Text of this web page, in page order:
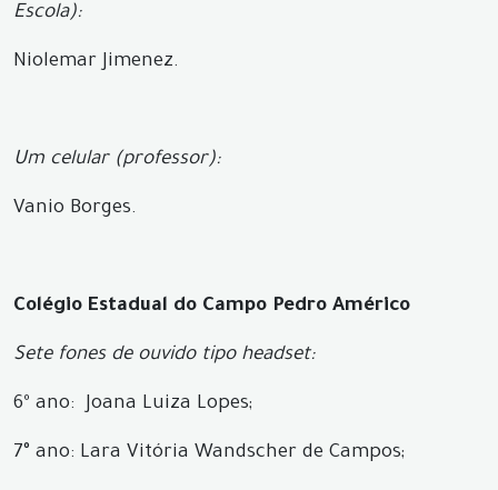
Escola):
Niolemar Jimenez.
Um celular (professor):
Vanio Borges.
Colégio Estadual do Campo Pedro Américo
Sete fones de ouvido tipo headset:
6º ano: Joana Luiza Lopes;
7° ano: Lara Vitória Wandscher de Campos;